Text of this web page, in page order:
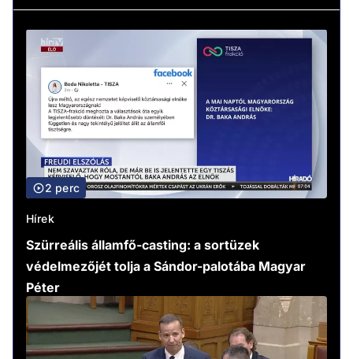
2 perc
Hírek
Szürreális államfő-casting: a sortüzek
védelmezőjét tolja a Sándor-palotába Magyar
Péter